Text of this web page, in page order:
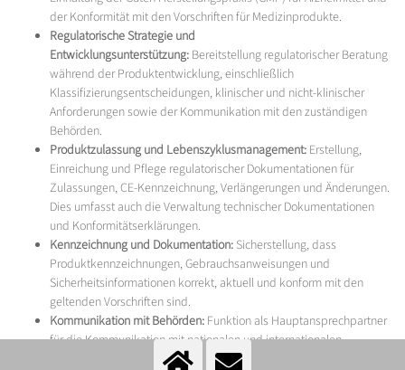
der Konformität mit den Vorschriften für Medizinprodukte.
Regulatorische Strategie und
Entwicklungsunterstützung: Bereitstellung regulatorischer Beratung
während der Produktentwicklung, einschließlich
Klassifizierungsentscheidungen, klinischer und nicht-klinischer
Anforderungen sowie der Kommunikation mit den zuständigen
Behörden.
Produktzulassung und Lebenszyklusmanagement: Erstellung,
Einreichung und Pflege regulatorischer Dokumentationen für
Zulassungen, CE-Kennzeichnung, Verlängerungen und Änderungen.
Dies umfasst auch die Verwaltung technischer Dokumentationen
und Konformitätserklärungen.
Kennzeichnung und Dokumentation: Sicherstellung, dass
Produktkennzeichnungen, Gebrauchsanweisungen und
Sicherheitsinformationen korrekt, aktuell und konform mit den
geltenden Vorschriften sind.
Kommunikation mit Behörden: Funktion als Hauptansprechpartner
für die Kommunikation mit nationalen und internationalen
Regulierungsbehörden, einschließlich während Inspektionen und